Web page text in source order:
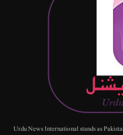
"Urdu News International stands as